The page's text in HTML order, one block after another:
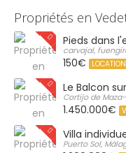
Propriétés en
Pieds dans
carvajal,
150€
Le Balcon
Cortijo de
1.450.000€
Villa
Puerto Sol,